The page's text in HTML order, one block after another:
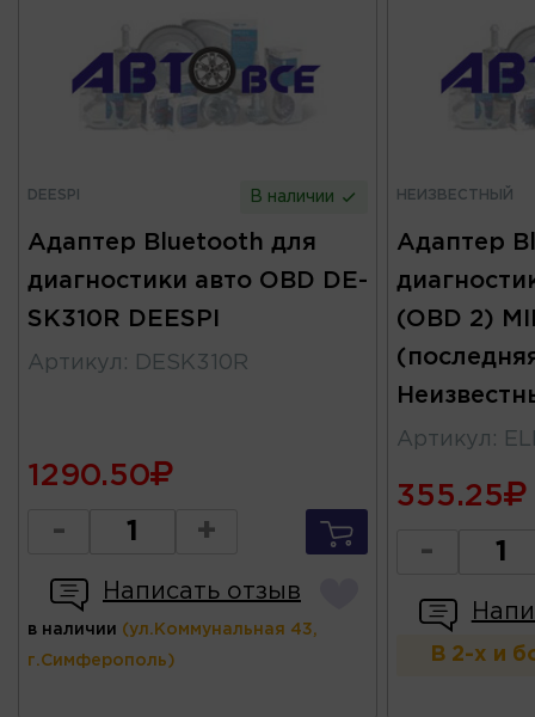
DEESPI В наличии
Адаптер Bluetooth для
диагностики авто OBD DE-
SK310R DEESPI
Артикул : DESK310R
1290.50
- +
Написать отзыв
в наличии (ул.Коммунальная 43,
г.Симферополь)
НЕИЗВЕСТНЫЙ
Адаптер
(OBD 2)
Артикул :
355.25
-
В 2-х и